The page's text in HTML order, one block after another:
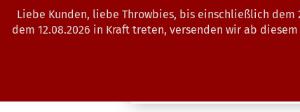
Liebe Kunden, liebe Throwbies, bis einschließlich dem
dem 12.08.2026 in Kraft treten, versenden wir ab